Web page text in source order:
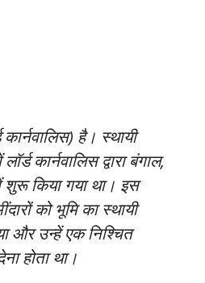
है। स्थायी
कार्नवालिस द्वारा बंगाल,
शुरू किया गया था। इस
को भूमि का स्थायी
और उन्हें एक निश्चित
होता था।